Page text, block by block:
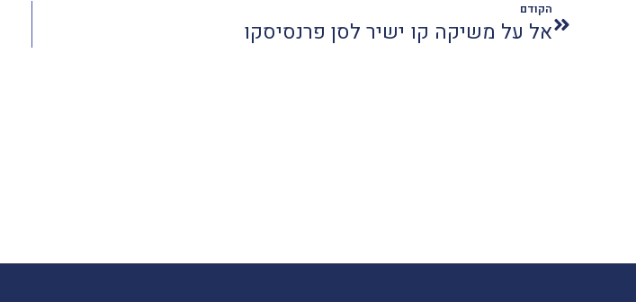
הקודם
אל על משיקה קו ישיר לסן פרנסיסקו